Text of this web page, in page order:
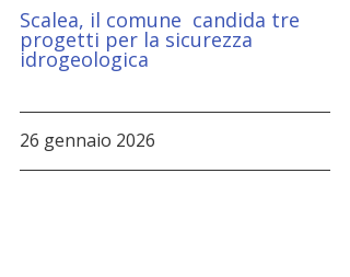
Scalea, il comune  candida tre
progetti per la sicurezza
idrogeologica
26 gennaio 2026